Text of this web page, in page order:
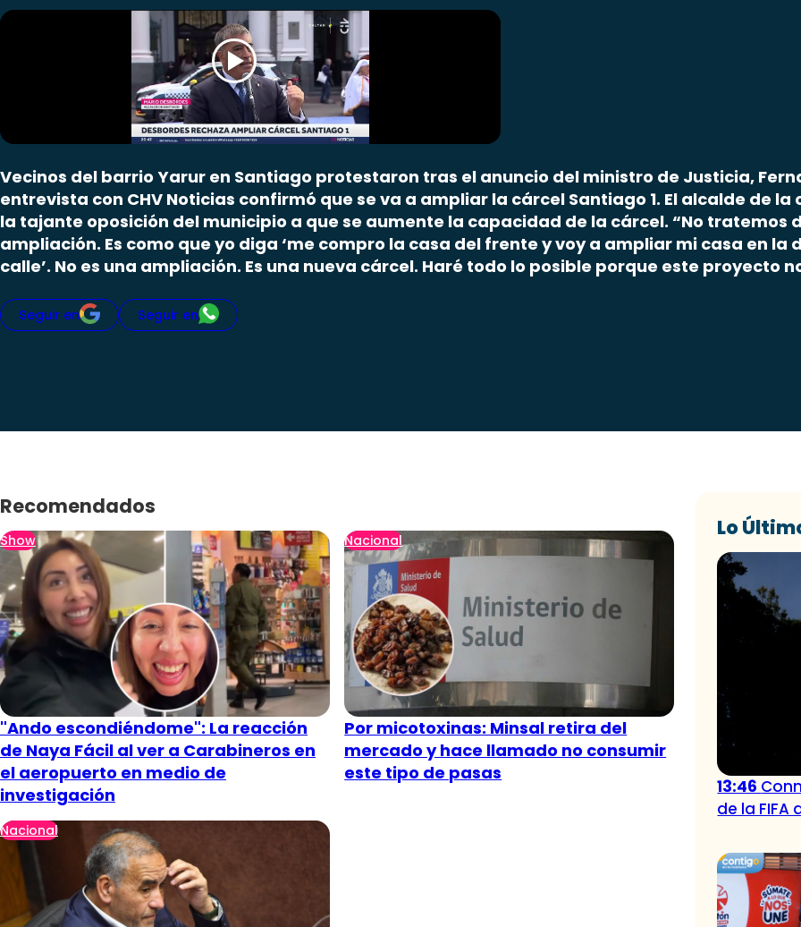
Vecinos del barrio Yarur en Santiago protestaron tras el anuncio del ministro de Justicia,
entrevista con CHV Noticias confirmó que se va a ampliar la cárcel Santiago 1. El alcalde de
la tajante oposición del municipio a que se aumente la capacidad de la cárcel. “No tratemos
ampliación. Es como que yo diga ‘me compro la casa del frente y voy a ampliar mi casa en la
calle’. No es una ampliación. Es una nueva cárcel. Haré todo lo posible porque este proyecto
Seguir en Seguir en
Recomendados
Show
"Ando escondiéndome": La reacción
de Naya Fácil al ver a Carabineros en
el aeropuerto en medio de
investigación
Nacional
Por micotoxinas: Minsal retira del
mercado y hace llamado no consumir
este tipo de pasas
Nacional
Lo
13:46
de la